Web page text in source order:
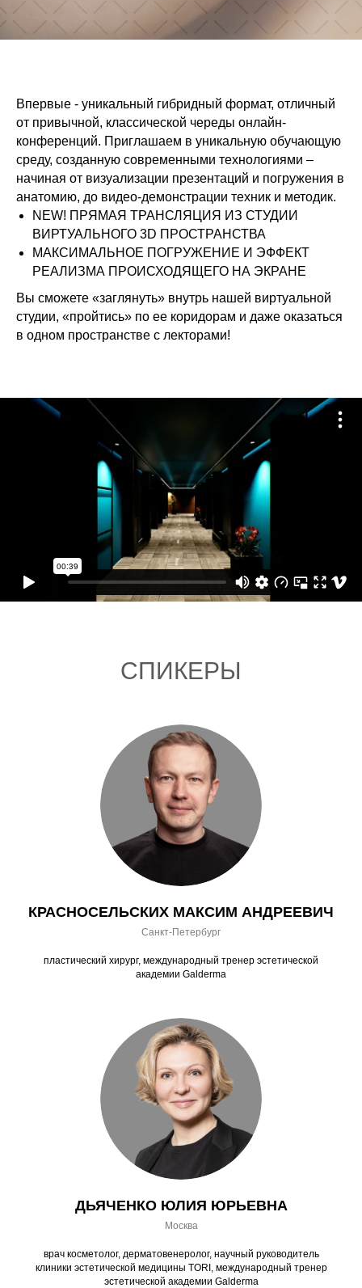
Впервые - уникальный гибридный формат, отличный
от привычной, классической череды онлайн-
конференций. Приглашаем в уникальную обучающую
среду, созданную современными технологиями –
начиная от визуализации презентаций и погружения в
анатомию, до видео-демонстрации техник и методик.
NEW! ПРЯМАЯ ТРАНСЛЯЦИЯ ИЗ СТУДИИ
ВИРТУАЛЬНОГО 3D ПРОСТРАНСТВА
МАКСИМАЛЬНОЕ ПОГРУЖЕНИЕ И ЭФФЕКТ
РЕАЛИЗМА ПРОИСХОДЯЩЕГО НА ЭКРАНЕ
Вы сможете «заглянуть» внутрь нашей виртуальной
студии, «пройтись» по ее коридорам и даже оказаться
в одном пространстве с лекторами!
СПИКЕРЫ
КРАСНОСЕЛЬСКИХ МАКСИМ АНДРЕЕВИЧ
Санкт-Петербург
пластический хирург, международный тренер эстетической
академии Galderma
ДЬЯЧЕНКО ЮЛИЯ ЮРЬЕВНА
Москва
врач косметолог, дерматовенеролог, научный руководитель
клиники эстетической медицины TORI, международный тренер
эстетической академии Galderma